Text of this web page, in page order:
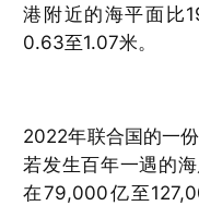
港附近的海平面比
0.63至1.07米。
2022年联合国的一
若发生百年一遇的
在79,000亿至